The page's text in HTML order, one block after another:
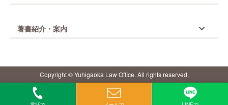
著書紹介・案内
Copyright © Yuhigaoka Law Office. All rights reserved.